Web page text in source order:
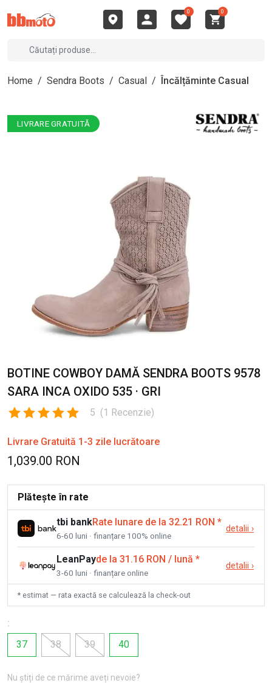
0 0
Home / Sendra Boots / Casual / Încălțăminte Casual
LIVRARE GRATUITĂ
BOTINE COWBOY DAMĂ SENDRA BOOTS 9578
SARA INCA OXIDO 535 · GRI
5 (1 Recenzie)
Livrare Gratuită 1-3 zile lucrătoare
1,039.00 RON
Plătește în rate
tbi bankRate lunare de la 32.21 RON *
6-60 luni · finanțare 100% online
detalii ›
LeanPayde la 31.16 RON / lună *
3-60 luni · finanțare online
detalii ›
* estimat — rata exactă se calculează la check-out
:
37
38 39 40
Nu știți de ce mărime aveți nevoie?